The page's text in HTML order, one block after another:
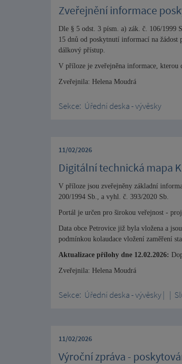
Zveřejnění informace
Dle § 5 odst. 3 písm. a) zák. č. 106/1999
15 dnů od poskytnutí informací na
dálkový přístup.
V příloze je zveřejněna informace, kterou
Zveřejnila: Helena Moudrá
Sekce: Úřední deska - vývěsky
11/02/2026
Digitální technická mapa
V příloze jsou zveřejněny základní
200/1994 Sb., a vyhl. č. 393/2020 Sb.
Portál je určen pro širokou veřejnost -
Data obce Petrovice již byla vložena a
podmínkou kolaudace vložení zaměření
Aktualizace přílohy dne 12.02.2026:
Zveřejnila: Helena Moudrá
Sekce: Úřední deska - vývěsky| |
11/02/2026
Výroční zpráva -